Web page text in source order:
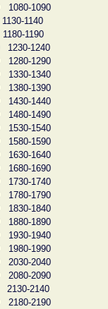
1080-1090
1130-1140
1180-1190
1230-1240
1280-1290
1330-1340
1380-1390
1430-1440
1480-1490
1530-1540
1580-1590
1630-1640
1680-1690
1730-1740
1780-1790
1830-1840
1880-1890
1930-1940
1980-1990
2030-2040
2080-2090
2130-2140
2180-2190